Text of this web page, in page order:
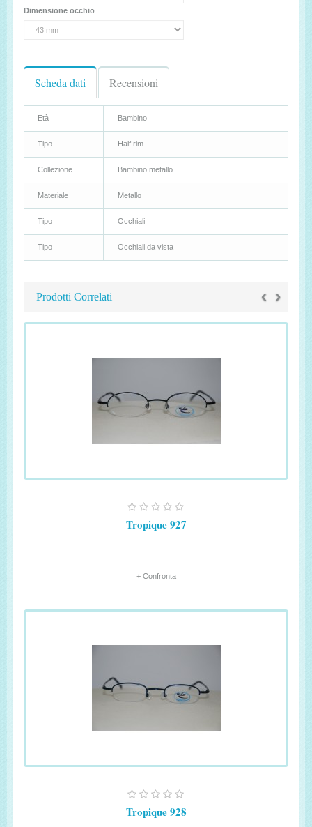
Dimensione occhio
Scheda dati Recensioni
Età Bambino
Tipo Half rim
Collezione Bambino metallo
Materiale Metallo
Tipo Occhiali
Tipo Occhiali da vista
Prodotti Correlati ‹ ›
Tropique 927
+ Confronta
Tropique 928